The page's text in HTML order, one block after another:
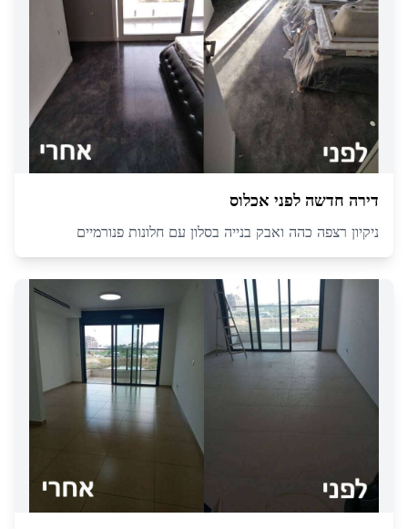
דירה חדשה לפני אכלוס
ניקיון רצפה כהה ואבק בנייה בסלון עם חלונות פנורמיים